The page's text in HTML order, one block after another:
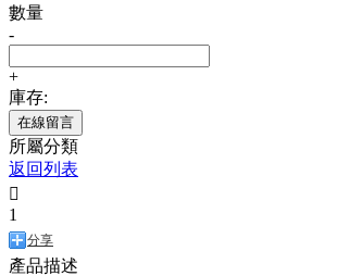
數量
-
+
庫存:
在線留言
所屬分類
返回列表

1
分享
產品描述